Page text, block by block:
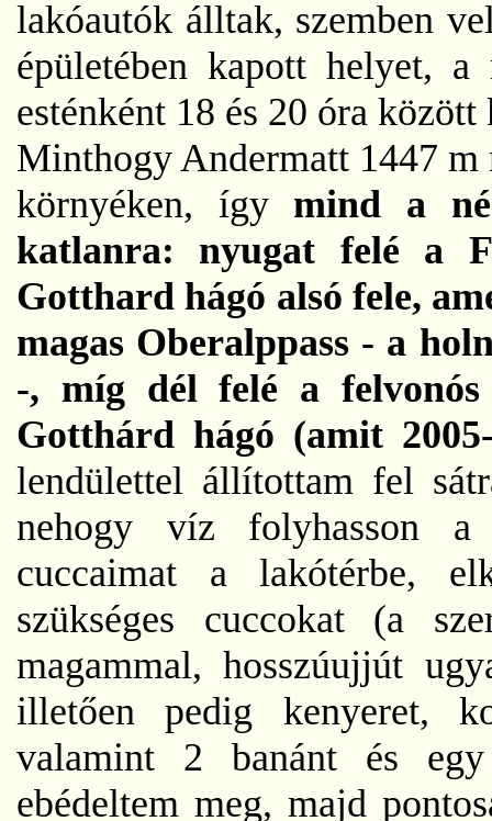
lakóautók álltak, szemben
épületében kapott helyet,
esténként 18 és 20 óra
Minthogy Andermatt 1447 m
környéken, így mind a
katlanra: nyugat felé a
Gotthard hágó alsó fele,
magas Oberalppass - a
-, míg dél felé a felvonós
Gotthárd hágó (amit
lendülettel állítottam fel
nehogy víz folyhasson a
cuccaimat a lakótérbe,
szükséges cuccokat (a
magammal, hosszúujjút
illetően pedig kenyeret,
valamint 2 banánt és
ebédeltem meg, majd